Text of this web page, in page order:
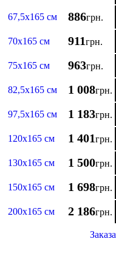
67,5х165 см 886грн.
70х165 см 911грн.
75х165 см 963грн.
82,5х165 см 1 008грн.
97,5х165 см 1 183грн.
120х165 см 1 401грн.
130х165 см 1 500грн.
150х165 см 1 698грн.
200х165 см 2 186грн.